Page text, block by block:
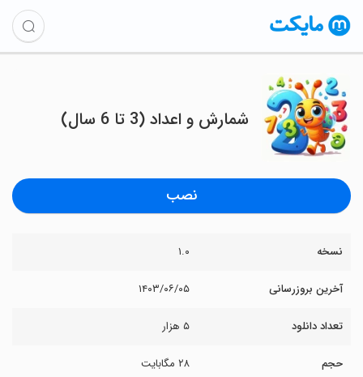
شمارش و اعداد (3 تا 6 سال)
نصب
نسخه ۱.۰
آخرین بروزرسانی ۱۴۰۳/۰۶/۰۵
تعداد دانلود ۵ هزار
حجم ۲۸ مگابایت